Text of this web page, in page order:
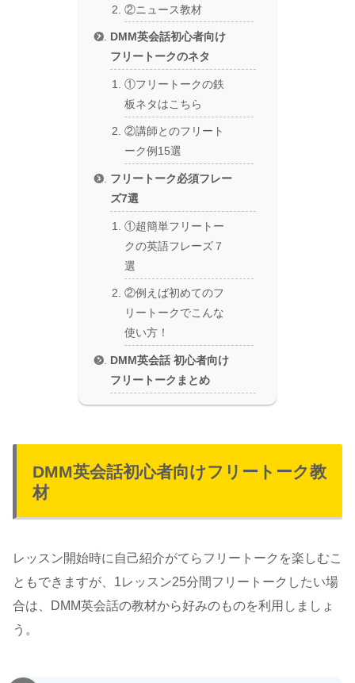
②ニュース教材
DMM英会話初心者向け
フリートークのネタ
①フリートークの鉄
板ネタはこちら
②講師とのフリート
ーク例15選
フリートーク必須フレー
ズ7選
①超簡単フリートー
クの英語フレーズ７
選
②例えば初めてのフ
リートークでこんな
使い方！
DMM英会話 初心者向け
フリートークまとめ
DMM英会話初心者向けフリートーク教
材
レッスン開始時に自己紹介がてらフリートークを楽しむこ
ともできますが、1レッスン25分間フリートークしたい場
合は、DMM英会話の教材から好みのものを利用しましょ
う。